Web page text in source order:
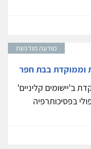
מודעה מודגשת
וממוקדת בבת חפר
ב'יישומים קליניים'
בפסיכותרפיה